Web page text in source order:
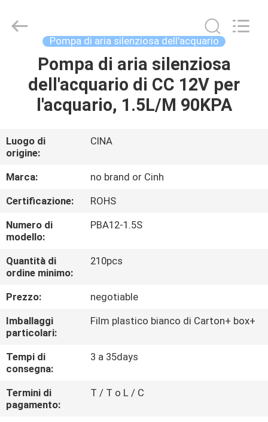
CASA
PRODOTTI
CIRCA
NOI
GIRO
DELLA
FABBRICA
CONTROLLO
DI
QUALITÀ
CONTATTICI
NOTIZIE
group
co.,limited.
Pompa di aria silenziosa dell'acquario
Pompa di aria silenziosa
dell'acquario di CC 12V per
l'acquario, 1.5L/M 90KPA
Luogo di
origine:
CINA
Marca:
no brand or Cinh
Certificazione:
ROHS
Numero di
modello:
PBA12-1.5S
Quantità di
ordine minimo:
210pcs
Prezzo:
negotiable
Imballaggi
particolari:
Film plastico bianco di Carton+ box+
Tempi di
consegna:
3 a 35days
Termini di
pagamento:
T / T o L / C